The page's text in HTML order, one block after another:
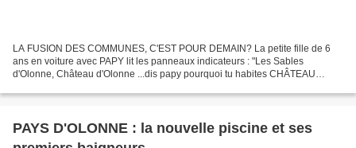
LA FUSION DES COMMUNES, C'EST POUR DEMAIN? La petite fille de 6
ans en voiture avec PAPY lit les panneaux indicateurs : "Les Sables
d'Olonne, Château d'Olonne ...dis papy pourquoi tu habites CHÂTEAU
PAYS D'OLONNE : la nouvelle piscine et ses